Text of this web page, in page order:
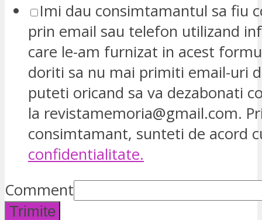
Imi dau consimtamantul sa fiu
prin email sau telefon utilizand
care le-am furnizat in acest
doriti sa nu mai primiti email-uri
puteti oricand sa va dezabonati
la revistamemoria@gmail.com.
consimtamant, sunteti de acord
confidentialitate.
Comment
Trimite